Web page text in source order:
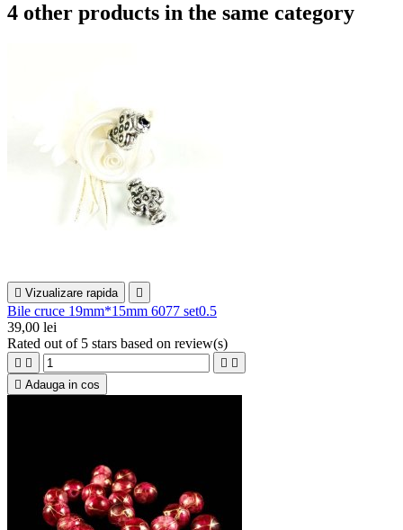
4 other products in the same category
 Vizualizare rapida 
Bile cruce 19mm*15mm 6077 set0.5
39,00 lei
Rated out of 5 stars based on review(s)
   
 Adauga in cos